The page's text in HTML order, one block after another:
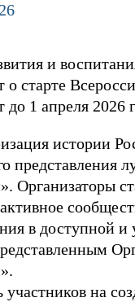
и
о старте
1 апреля 2026
истории
представления
в доступной
участников на